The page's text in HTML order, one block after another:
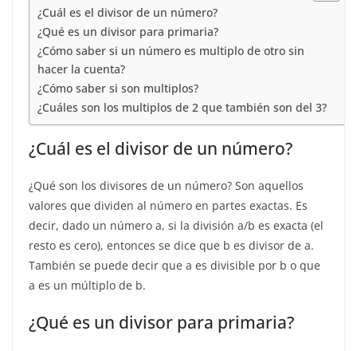
¿Cuál es el divisor de un número?
¿Qué es un divisor para primaria?
¿Cómo saber si un número es multiplo de otro sin
hacer la cuenta?
¿Cómo saber si son multiplos?
¿Cuáles son los multiplos de 2 que también son del 3?
¿Cuál es el divisor de un número?
¿Qué son los divisores de un número? Son aquellos
valores que dividen al número en partes exactas. Es
decir, dado un número a, si la división a/b es exacta (el
resto es cero), entonces se dice que b es divisor de a.
También se puede decir que a es divisible por b o que
a es un múltiplo de b.
¿Qué es un divisor para primaria?